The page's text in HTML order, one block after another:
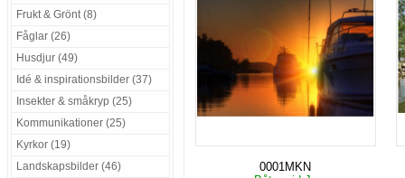
Frukt & Grönt (8)
Fåglar (26)
Husdjur (49)
Idé & inspirationsbilder (37)
Insekter & småkryp (25)
Kommunikationer (25)
Kyrkor (19)
Landskapsbilder (46)
0001MKN